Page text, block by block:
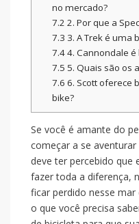
no mercado?
7.2 2. Por que a
7.3 3. A Trek é uma
7.44. Cannondale é
7.5 5. Quais são os
7.6 6. Scott oferece
bike?
Se você é amante do
começar a se
deve ter percebido que
fazer toda a diferença,
ficar perdido nesse
o que você precisa